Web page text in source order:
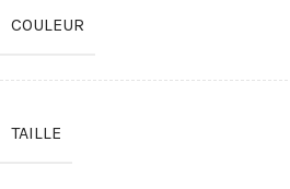
COULEUR
TAILLE